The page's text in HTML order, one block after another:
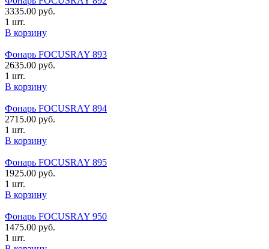
3335.00 руб.
1 шт.
В корзину
Фонарь FOCUSRAY 893
2635.00 руб.
1 шт.
В корзину
Фонарь FOCUSRAY 894
2715.00 руб.
1 шт.
В корзину
Фонарь FOCUSRAY 895
1925.00 руб.
1 шт.
В корзину
Фонарь FOCUSRAY 950
1475.00 руб.
1 шт.